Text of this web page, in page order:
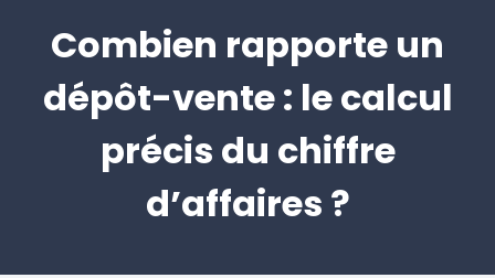
Combien rapporte un
dépôt-vente : le calcul
précis du chiffre
d’affaires ?